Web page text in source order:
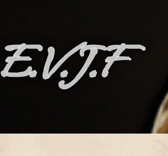
E.V.J.F